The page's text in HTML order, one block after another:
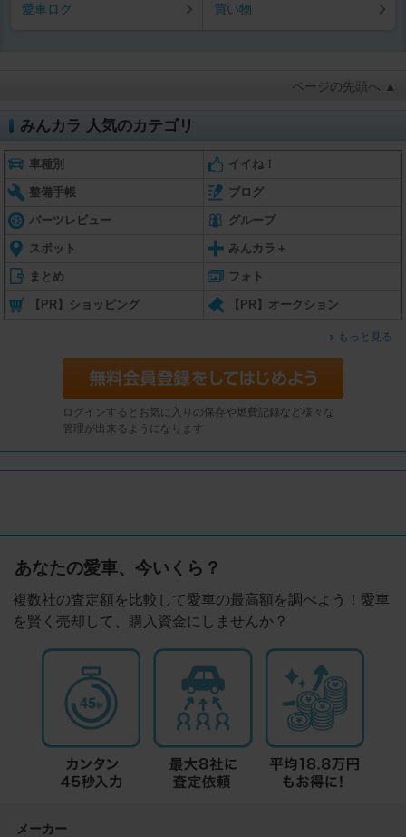
愛車ログ 買い物
ページの先頭へ ▲
みんカラ 人気のカテゴリ
車種別 イイね！
整備手帳 ブログ
パーツレビュー グループ
スポット みんカラ＋
まとめ フォト
【PR】ショッピング 【PR】オークション
もっと見る
ログインするとお気に入りの保存や燃費記録など様々な
管理が出来るようになります
あなたの愛車、今いくら？
複数社の査定額を比較して愛車の最高額を調べよう！愛車
を賢く売却して、購入資金にしませんか？
メーカー